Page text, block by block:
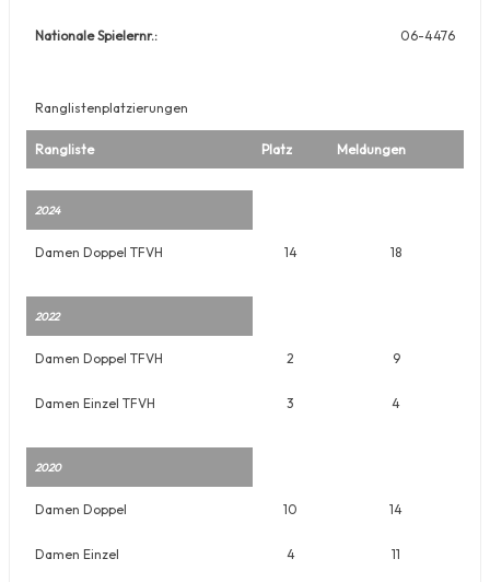
Nationale Spielernr.: 06-4476
Ranglistenplatzierungen
Rangliste Platz Meldungen
2024
Damen Doppel TFVH 14 18
2022
Damen Doppel TFVH 2 9
Damen Einzel TFVH 3 4
2020
Damen Doppel 10 14
Damen Einzel 4 11